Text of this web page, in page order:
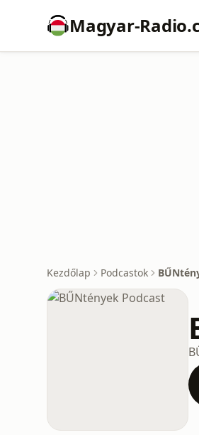
Magyar-
Kezdőlap Podcastok